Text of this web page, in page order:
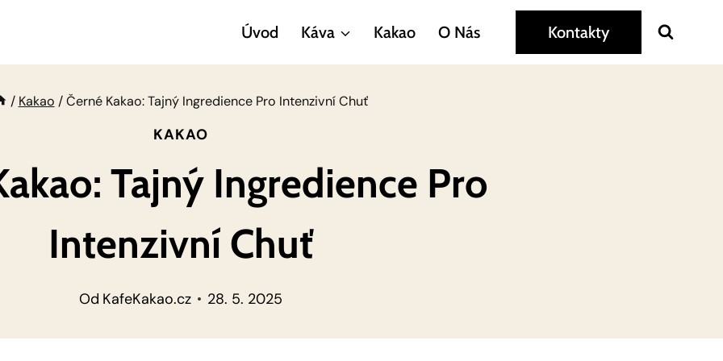
Úvod Káva Kakao O Nás Kontakty
/ Kakao / Černé Kakao: Tajný Ingredience Pro Intenzivní Chuť
KAKAO
Tajný Ingredience Pro
Intenzivní Chuť
Od KafeKakao.cz 28. 5. 2025